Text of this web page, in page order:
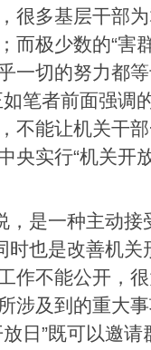
很多基层干部
而极少数的“害
一切的努力都
笔者前面强调
不能让机关干
央实行“机关开
，是一种主动
时也是改善机
作不能公开，
涉及到的重大
日”既可以邀